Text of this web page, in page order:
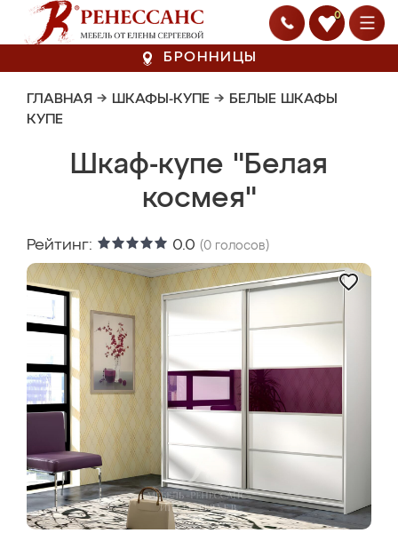
0
БРОННИЦЫ
ГЛАВНАЯ → ШКАФЫ-КУПЕ → БЕЛЫЕ ШКАФЫ
КУПЕ
Шкаф-купе "Белая
космея"
Рейтинг: 0.0 (0 голосов)